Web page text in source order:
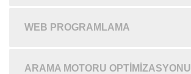
WEB PROGRAMLAMA
ARAMA MOTORU OPTIMIZASYONU